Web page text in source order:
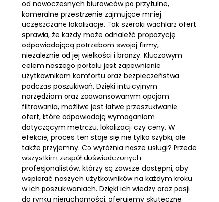
od nowoczesnych biurowców po przytulne,
kameralne przestrzenie zajmujące mniej
uczęszczane lokalizacje. Tak szeroki wachlarz ofert
sprawia, że każdy może odnaleźć propozycję
odpowiadającą potrzebom swojej firmy,
niezależnie od jej wielkości i branży. Kluczowym
celem naszego portalu jest zapewnienie
użytkownikom komfortu oraz bezpieczeństwa
podczas poszukiwań. Dzięki intuicyjnym
narzędziom oraz zaawansowanym opcjom
filtrowania, możliwe jest łatwe przeszukiwanie
ofert, które odpowiadają wymaganiom
dotyczącym metrażu, lokalizacji czy ceny. W
efekcie, proces ten staje się nie tylko szybki, ale
także przyjemny. Co wyróżnia nasze usługi? Przede
wszystkim zespół doświadczonych
profesjonalistów, którzy są zawsze dostępni, aby
wspierać naszych użytkowników na każdym kroku
w ich poszukiwaniach. Dzięki ich wiedzy oraz pasji
do rynku nieruchomości, oferujemy skuteczne